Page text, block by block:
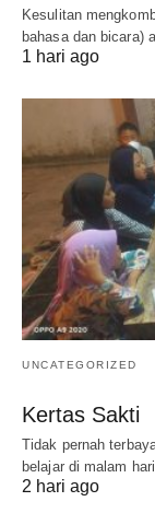
Kesulitan
bahasa dan bicara)
1 hari ago
UNCATEGORIZED
Kertas Sakti
Tidak pernah
belajar di malam
2 hari ago